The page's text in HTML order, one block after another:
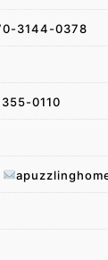
3144-0378
0110